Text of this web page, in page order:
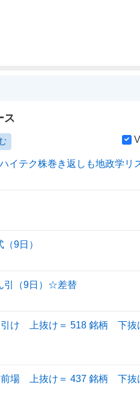
ス
イテク株巻き返しも地政学リ
9日）
引（9日）☆差替
引け 上抜け＝ 518 銘柄 下
前場 上抜け＝ 437 銘柄 下